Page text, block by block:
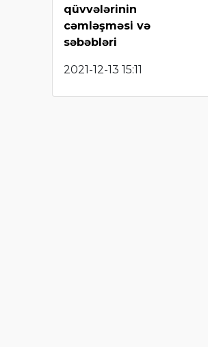
qüvvələrinin
cəmləşməsi və
səbəbləri
2021-12-13 15:11